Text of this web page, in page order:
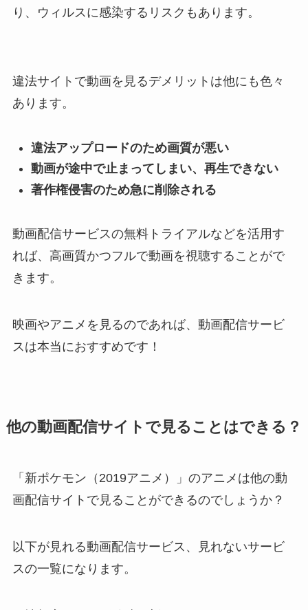
り、ウィルスに感染するリスクもあります。
違法サイトで動画を見るデメリットは他にも色々
あります。
違法アップロードのため画質が悪い
動画が途中で止まってしまい、再生できない
著作権侵害のため急に削除される
動画配信サービスの無料トライアルなどを活用す
れば、高画質かつフルで動画を視聴することがで
きます。
映画やアニメを見るのであれば、動画配信サービ
スは本当におすすめです！
他の動画配信サイトで見ることはできる？
「新ポケモン（2019アニメ）」のアニメは他の動
画配信サイトで見ることができるのでしょうか？
以下が見れる動画配信サービス、見れないサービ
スの一覧になります。